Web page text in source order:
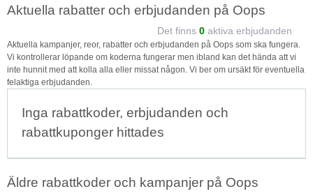
Aktuella rabatter och erbjudanden på Oops
Det finns 0 aktiva erbjudanden
Aktuella kampanjer, reor, rabatter och erbjudanden på Oops som ska fungera.
Vi kontrollerar löpande om koderna fungerar men ibland kan det hända att vi
inte hunnit med att kolla alla eller missat någon. Vi ber om ursäkt för eventuella
felaktiga erbjudanden.
Inga rabattkoder, erbjudanden och
rabattkuponger hittades
Äldre rabattkoder och kampanjer på Oops